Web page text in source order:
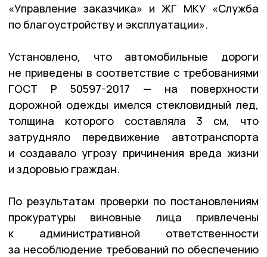
«Управление заказчика» и ЖГ МКУ «Служба
по благоустройству и эксплуатации».
Установлено, что автомобильные дороги
не приведены в соответствие с требованиями
ГОСТ Р 50597-2017 — на поверхности
дорожной одежды имелся стекловидный лед,
толщина которого составляла 3 см, что
затрудняло передвижение автотранспорта
и создавало угрозу причинения вреда жизни
и здоровью граждан.
По результатам проверки по постановлениям
прокуратуры виновные лица привлечены
к административной ответственности
за несоблюдение требований по обеспечению